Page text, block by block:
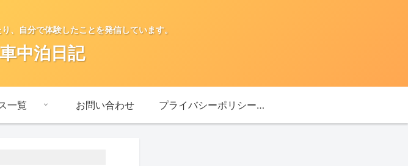
、自分で体験したことを発信しています。
中泊日記
一覧 お問い合わせ プライバシーポリシー・免責事項